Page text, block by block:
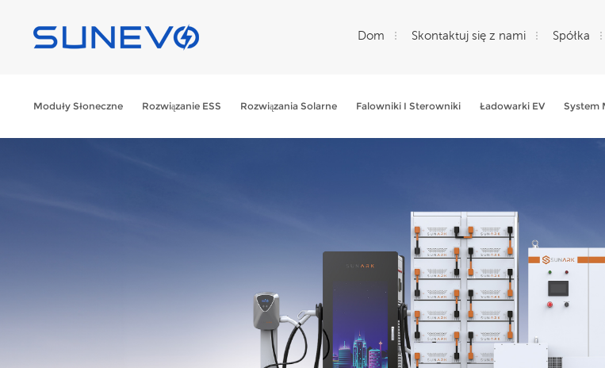
Dom Skontaktuj się z nami Spółka
Moduły Słoneczne Rozwiązanie ESS Rozwiązania Solarne Falowniki I Sterowniki Ładowarki EV System